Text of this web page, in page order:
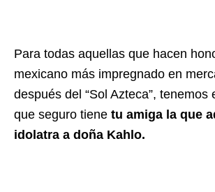
Para todas aquellas que hacen
mexicano más impregnado en
después del “Sol Azteca”, tenemos
que seguro tiene tu amiga la que
idolatra a doña Kahlo.